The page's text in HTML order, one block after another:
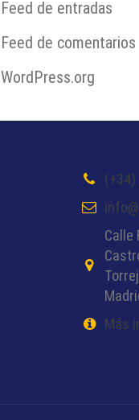
Feed de entradas
Feed de comentarios
WordPress.org
(+34)
Calle
Más